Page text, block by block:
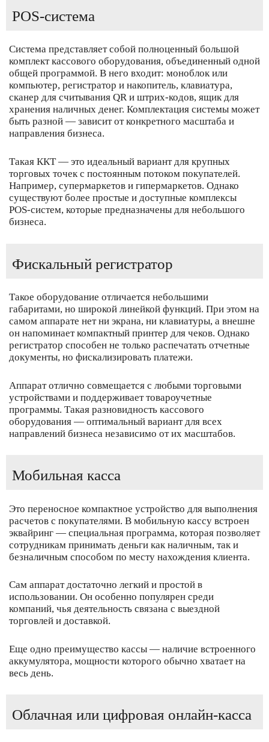
POS-система
Система представляет собой полноценный большой
комплект кассового оборудования, объединенный одной
общей программой. В него входит: моноблок или
компьютер, регистратор и накопитель, клавиатура,
сканер для считывания QR и штрих-кодов, ящик для
хранения наличных денег. Комплектация системы может
быть разной — зависит от конкретного масштаба и
направления бизнеса.
Такая ККТ — это идеальный вариант для крупных
торговых точек с постоянным потоком покупателей.
Например, супермаркетов и гипермаркетов. Однако
существуют более простые и доступные комплексы
POS-систем, которые предназначены для небольшого
бизнеса.
Фискальный регистратор
Такое оборудование отличается небольшими
габаритами, но широкой линейкой функций. При этом на
самом аппарате нет ни экрана, ни клавиатуры, а внешне
он напоминает компактный принтер для чеков. Однако
регистратор способен не только распечатать отчетные
документы, но фискализировать платежи.
Аппарат отлично совмещается с любыми торговыми
устройствами и поддерживает товароучетные
программы. Такая разновидность кассового
оборудования — оптимальный вариант для всех
направлений бизнеса независимо от их масштабов.
Мобильная касса
Это переносное компактное устройство для выполнения
расчетов с покупателями. В мобильную кассу встроен
эквайринг — специальная программа, которая позволяет
сотрудникам принимать деньги как наличным, так и
безналичным способом по месту нахождения клиента.
Сам аппарат достаточно легкий и простой в
использовании. Он особенно популярен среди
компаний, чья деятельность связана с выездной
торговлей и доставкой.
Еще одно преимущество кассы — наличие встроенного
аккумулятора, мощности которого обычно хватает на
весь день.
Облачная или цифровая онлайн-касса